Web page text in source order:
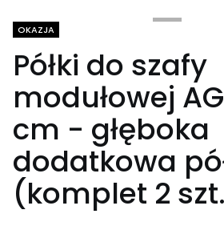
Tagi produktu
OKAZJA
Półki do szafy
modułowej
cm - głęboka
dodatkowa
(komplet 2